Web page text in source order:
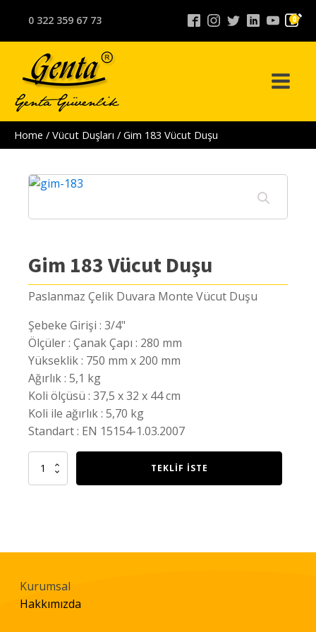
0 322 359 67 73 0
Home / Vücut Duşları / Gim 183 Vücut Duşu
Gim 183 Vücut Duşu
Paslanmaz Çelik Duvara Monte Vücut Duşu
Şebeke Girişi : 3/4"
Ölçüler : Çanak Çapı : 280 mm
Yükseklik : 750 mm x 200 mm
Ağırlık : 5,1 kg
Koli ölçüsü : 37,5 x 32 x 44 cm
Koli ile ağırlık : 5,70 kg
Standart : EN 15154-1.03.2007
Gim
TEKLIF İSTE
Kurumsal
Hakkımızda